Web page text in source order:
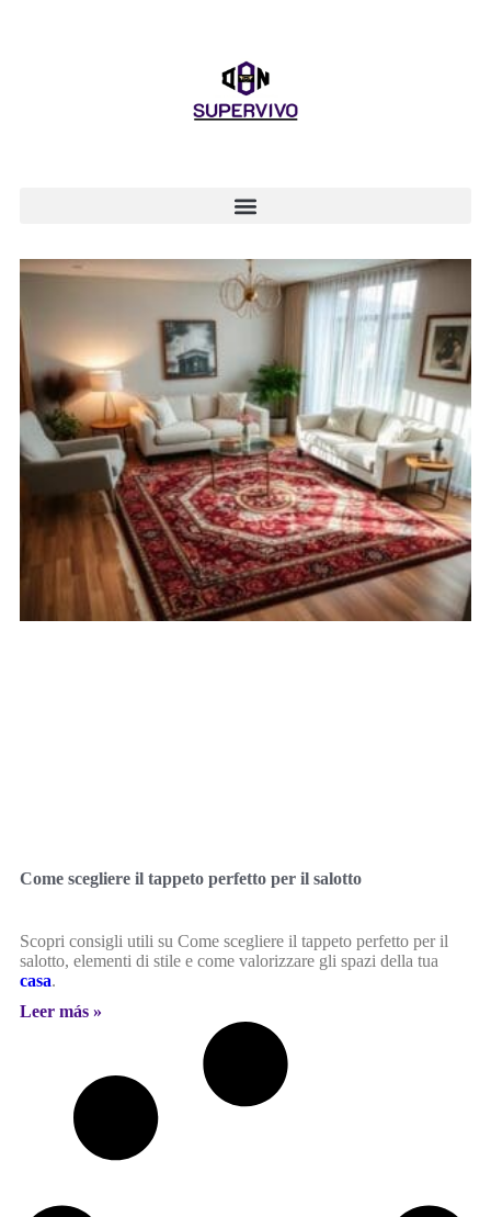
Come scegliere il tappeto perfetto per il salotto
Scopri consigli utili su Come scegliere il tappeto perfetto per il
salotto, elementi di stile e come valorizzare gli spazi della tua
casa.
Leer más »